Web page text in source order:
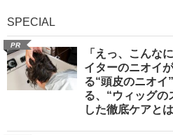
SPECIAL
PR
「えっ、こんな
イターのニオイ
る“頭皮のニオイ
る、“ウィッグの
した徹底ケアとは